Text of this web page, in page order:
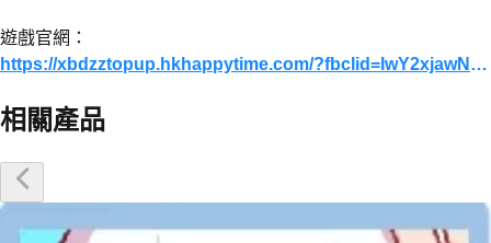
遊戲官網：
https://xbdzztopup.hkhappytime.com/?fbclid=IwY2xjawNYzflleHRuA2FlbQIxMABicmlkETFuSGdpWHhoaHowdHlXOUJLAR4EMdG0qs8HniQ6m3P6Smyx9uCgZnzBJ9-qJ-IuQq0jwG3xrX1X3iYVEntWpA_aem_3J9q-cMIjzL4E9rz6-2p-A#/
相關產品